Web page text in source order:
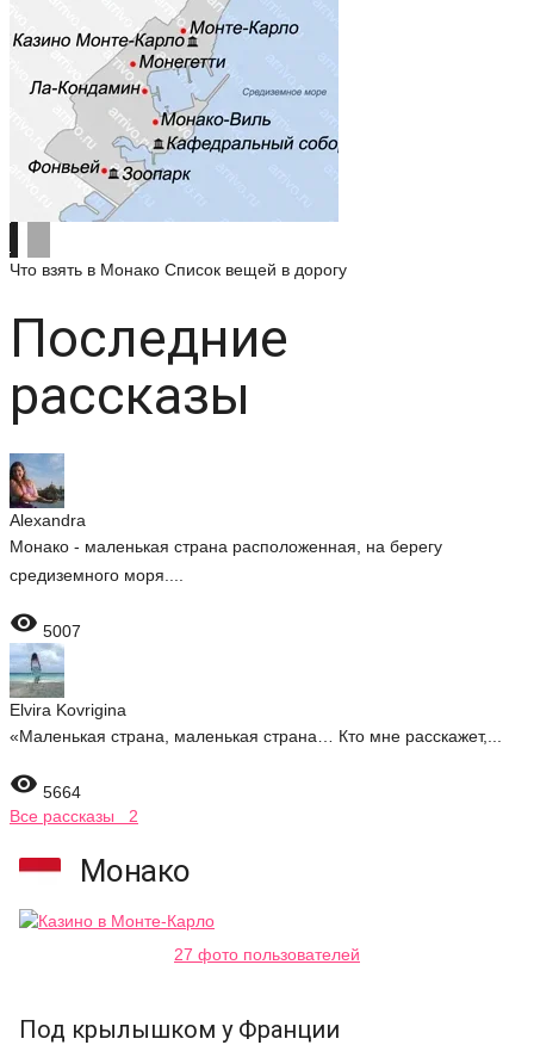
Что взять в Монако Список вещей в дорогу
Последние
рассказы
Alexandra
Монако - маленькая страна расположенная, на берегу
средиземного моря....
 5007
Elvira Kovrigina
«Маленькая страна, маленькая страна… Кто мне расскажет,...
 5664
Все рассказы 2
Монако
27 фото пользователей
Под крылышком у Франции